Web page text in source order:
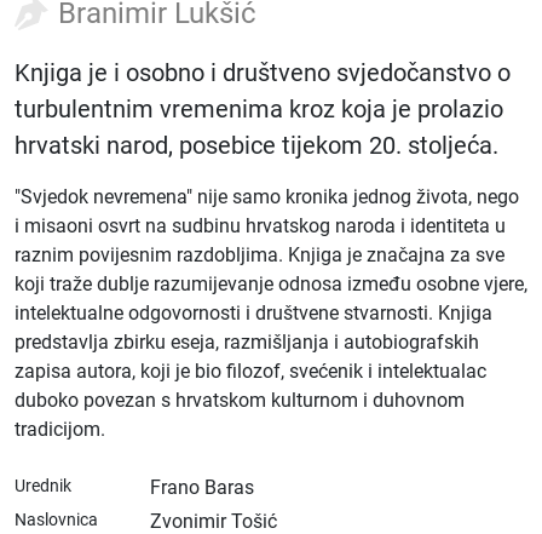
Branimir Lukšić
Knjiga je i osobno i društveno svjedočanstvo o
turbulentnim vremenima kroz koja je prolazio
hrvatski narod, posebice tijekom 20. stoljeća.
"Svjedok nevremena" nije samo kronika jednog života, nego
i misaoni osvrt na sudbinu hrvatskog naroda i identiteta u
raznim povijesnim razdobljima. Knjiga je značajna za sve
koji traže dublje razumijevanje odnosa između osobne vjere,
intelektualne odgovornosti i društvene stvarnosti. Knjiga
predstavlja zbirku eseja, razmišljanja i autobiografskih
zapisa autora, koji je bio filozof, svećenik i intelektualac
duboko povezan s hrvatskom kulturnom i duhovnom
tradicijom.
Urednik Frano Baras
Naslovnica Zvonimir Tošić